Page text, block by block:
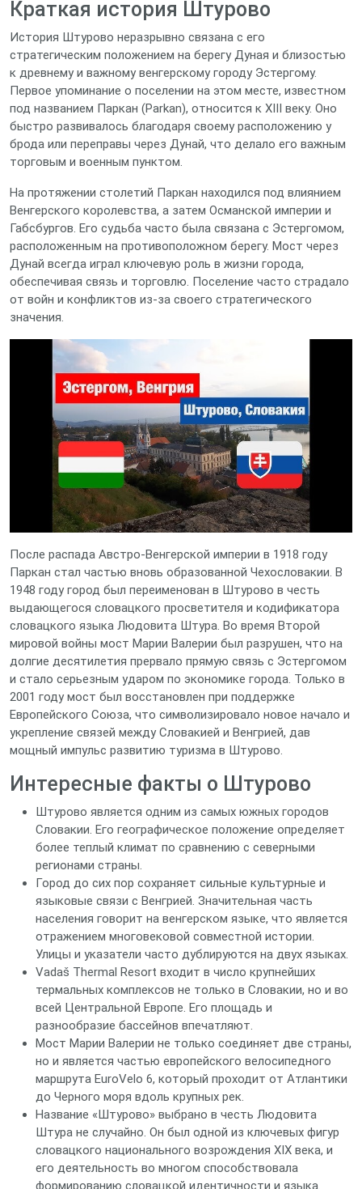
Краткая история Штурово
История Штурово неразрывно связана с его
стратегическим положением на берегу Дуная и близостью
к древнему и важному венгерскому городу Эстергому.
Первое упоминание о поселении на этом месте, известном
под названием Паркан (Parkan), относится к XIII веку. Оно
быстро развивалось благодаря своему расположению у
брода или переправы через Дунай, что делало его важным
торговым и военным пунктом.
На протяжении столетий Паркан находился под влиянием
Венгерского королевства, а затем Османской империи и
Габсбургов. Его судьба часто была связана с Эстергомом,
расположенным на противоположном берегу. Мост через
Дунай всегда играл ключевую роль в жизни города,
обеспечивая связь и торговлю. Поселение часто страдало
от войн и конфликтов из-за своего стратегического
значения.
После распада Австро-Венгерской империи в 1918 году
Паркан стал частью вновь образованной Чехословакии. В
1948 году город был переименован в Штурово в честь
выдающегося словацкого просветителя и кодификатора
словацкого языка Людовита Штура. Во время Второй
мировой войны мост Марии Валерии был разрушен, что на
долгие десятилетия прервало прямую связь с Эстергомом
и стало серьезным ударом по экономике города. Только в
2001 году мост был восстановлен при поддержке
Европейского Союза, что символизировало новое начало и
укрепление связей между Словакией и Венгрией, дав
мощный импульс развитию туризма в Штурово.
Интересные факты о Штурово
Штурово является одним из самых южных городов
Словакии. Его географическое положение определяет
более теплый климат по сравнению с северными
регионами страны.
Город до сих пор сохраняет сильные культурные и
языковые связи с Венгрией. Значительная часть
населения говорит на венгерском языке, что является
отражением многовековой совместной истории.
Улицы и указатели часто дублируются на двух языках.
Vadaš Thermal Resort входит в число крупнейших
термальных комплексов не только в Словакии, но и во
всей Центральной Европе. Его площадь и
разнообразие бассейнов впечатляют.
Мост Марии Валерии не только соединяет две страны,
но и является частью европейского велосипедного
маршрута EuroVelo 6, который проходит от Атлантики
до Черного моря вдоль крупных рек.
Название «Штурово» выбрано в честь Людовита
Штура не случайно. Он был одной из ключевых фигур
словацкого национального возрождения XIX века, и
его деятельность во многом способствовала
формированию словацкой идентичности и языка.